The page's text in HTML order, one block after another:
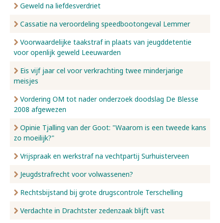
Geweld na liefdesverdriet
Cassatie na veroordeling speedbootongeval Lemmer
Voorwaardelijke taakstraf in plaats van jeugddetentie
voor openlijk geweld Leeuwarden
Eis vijf jaar cel voor verkrachting twee minderjarige
meisjes
Vordering OM tot nader onderzoek doodslag De Blesse
2008 afgewezen
Opinie Tjalling van der Goot: "Waarom is een tweede kans
zo moeilijk?"
Vrijspraak en werkstraf na vechtpartij Surhuisterveen
Jeugdstrafrecht voor volwassenen?
Rechtsbijstand bij grote drugscontrole Terschelling
Verdachte in Drachtster zedenzaak blijft vast